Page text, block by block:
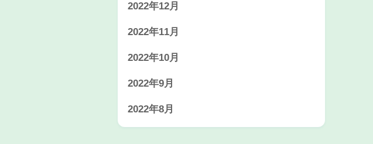
2022年12月
2022年11月
2022年10月
2022年9月
2022年8月